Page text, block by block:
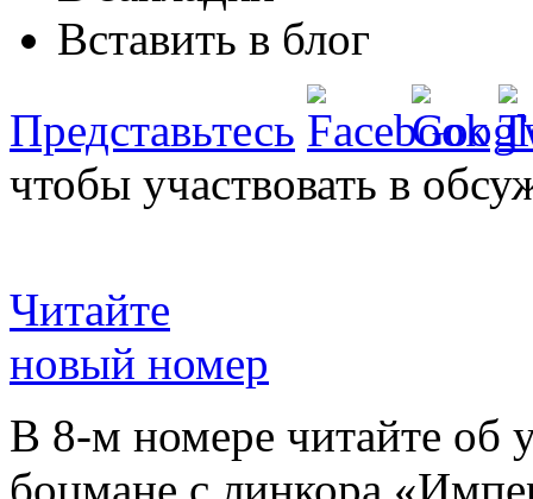
Вставить в блог
Представьтесь
чтобы участвовать в
Читайте
новый номер
В 8-м номере читайте об
боцмане с линкора